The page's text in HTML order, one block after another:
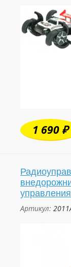
1 690 ₽
Артикул: